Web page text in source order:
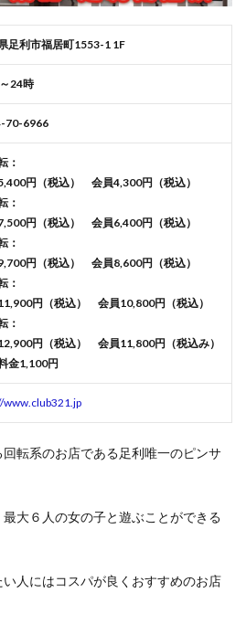
足利市福居町1553-1 1F
24時
70-6966
：
円（税込） 会員4,300円（税込）
：
円（税込） 会員6,400円（税込）
：
円（税込） 会員8,600円（税込）
：
円（税込） 会員10,800円（税込）
：
円（税込） 会員11,800円（税込み）
金1,100円
www.club321.jp
転系のお店である足利唯一のピンサ
大６人の女の子と遊ぶことができる
人にはコスパが良くおすすめのお店